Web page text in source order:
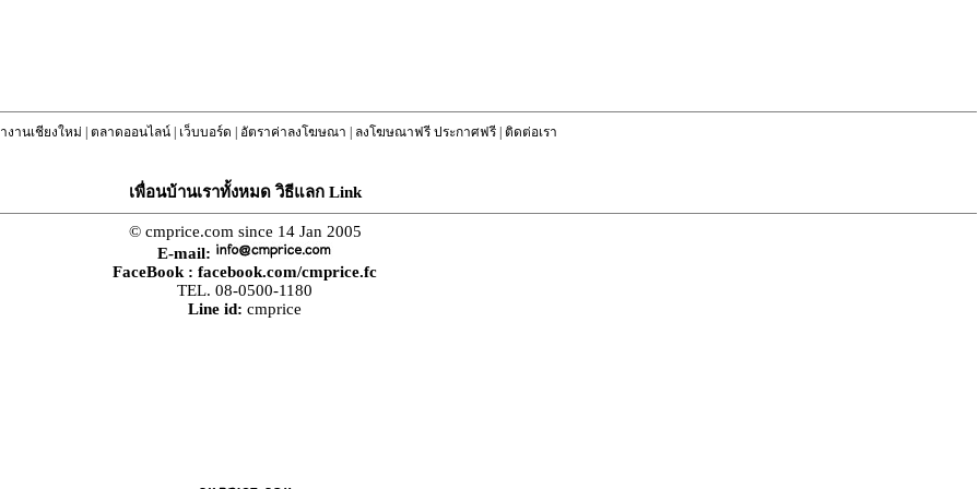
งานเชียงใหม่ | ตลาดออนไลน์| เว็บบอร์ด | อัตราค่าลงโฆษณา | ลงโฆษณาฟรี ประกาศฟรี| ติดต่อเรา
เพื่อนบ้านเราทั้งหมด วิธีแลก Link
© cmprice.com since 14 Jan 2005
E-mail:
FaceBook : facebook.com/cmprice.fc
TEL. 08-0500-1180
Line id: cmprice